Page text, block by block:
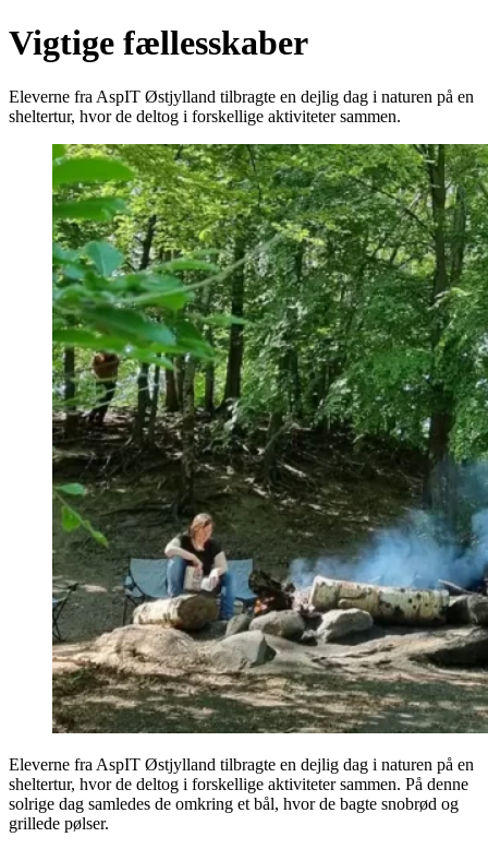
Vigtige fællesskaber
Eleverne fra AspIT Østjylland tilbragte en dejlig dag i naturen på en
sheltertur, hvor de deltog i forskellige aktiviteter sammen.
Eleverne fra AspIT Østjylland tilbragte en dejlig dag i naturen på en
sheltertur, hvor de deltog i forskellige aktiviteter sammen. På denne
solrige dag samledes de omkring et bål, hvor de bagte snobrød og
grillede pølser.